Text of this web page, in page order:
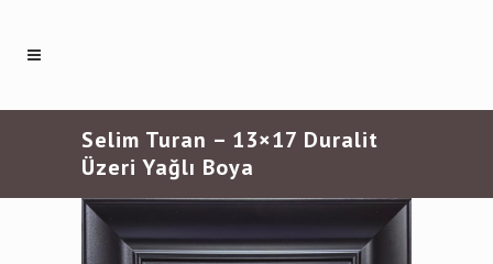
Selim Turan – 13×17 Duralit
Üzeri Yağlı Boya